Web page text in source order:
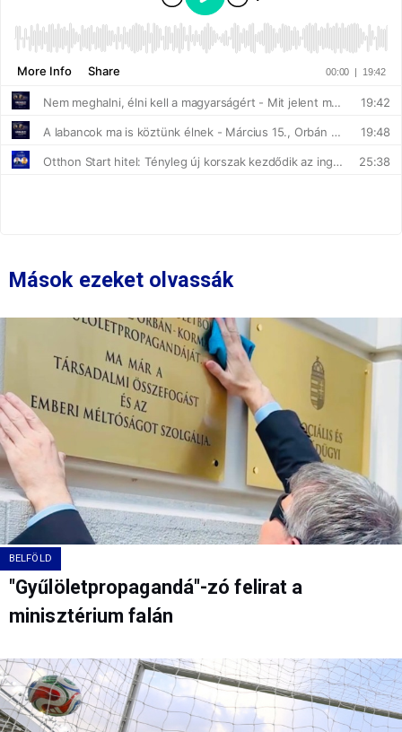
Mások ezeket olvassák
BELFÖLD
"Gyűlöletpropagandá"-zó felirat a
minisztérium falán